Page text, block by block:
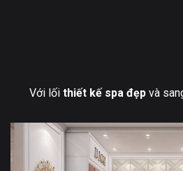
Với lối thiết kế spa đẹp và
bật giữa thành phố Hà Nội.
sẽ là một không gian tuyệt vời
Spa và làm đẹp. Là đơn vị tiên phong có kinh